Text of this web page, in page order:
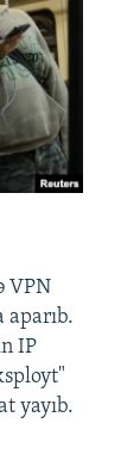
VPN
aparıb.
IP
yayıb.